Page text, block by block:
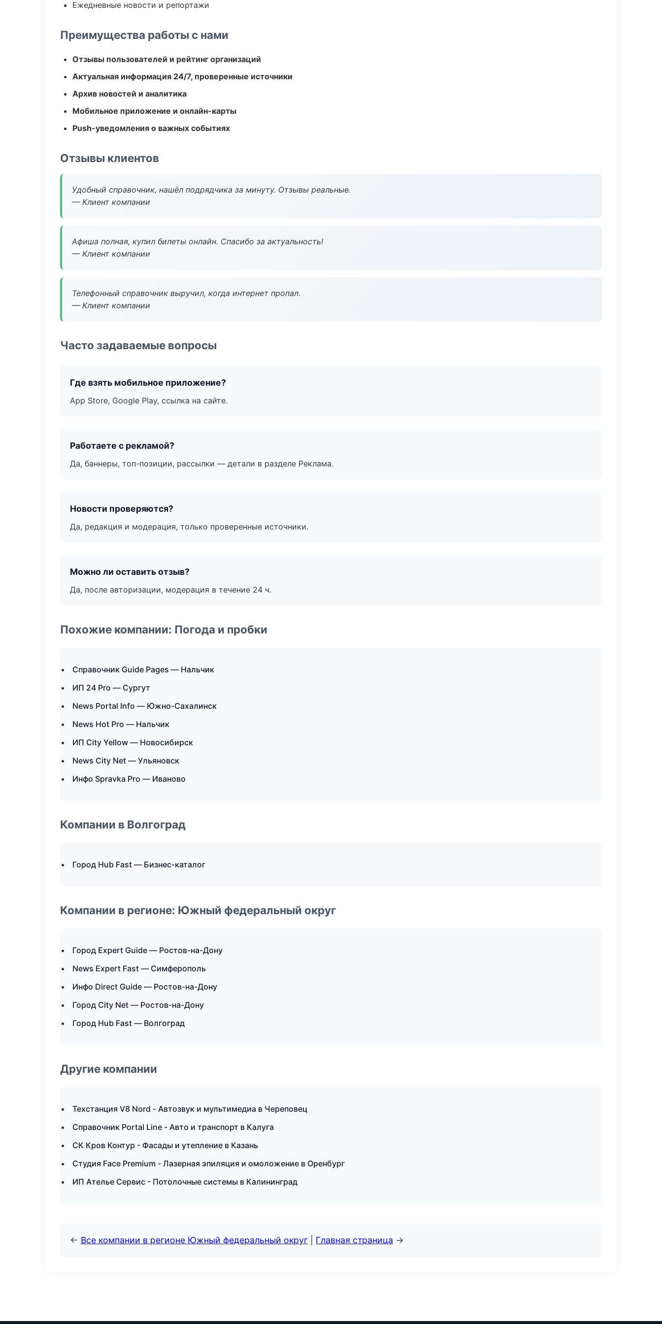
Ежедневные новости и репортажи
Преимущества работы с нами
Отзывы пользователей и рейтинг организаций
Актуальная информация 24/7, проверенные источники
Архив новостей и аналитика
Мобильное приложение и онлайн-карты
Push-уведомления о важных событиях
Отзывы клиентов
Удобный справочник, нашёл подрядчика за минуту. Отзывы реальные.
— Клиент компании
Афиша полная, купил билеты онлайн. Спасибо за актуальность!
— Клиент компании
Телефонный справочник выручил, когда интернет пропал.
— Клиент компании
Часто задаваемые вопросы
Где взять мобильное приложение?
App Store, Google Play, ссылка на сайте.
Работаете с рекламой?
Да, баннеры, топ-позиции, рассылки — детали в разделе Реклама.
Новости проверяются?
Да, редакция и модерация, только проверенные источники.
Можно ли оставить отзыв?
Да, после авторизации, модерация в течение 24 ч.
Похожие компании: Погода и пробки
Справочник Guide Pages — Нальчик
ИП 24 Pro — Сургут
News Portal Info — Южно-Сахалинск
News Hot Pro — Нальчик
ИП City Yellow — Новосибирск
News City Net — Ульяновск
Инфо Spravka Pro — Иваново
Компании в Волгоград
Город Hub Fast — Бизнес-каталог
Компании в регионе: Южный федеральный округ
Город Expert Guide — Ростов-на-Дону
News Expert Fast — Симферополь
Инфо Direct Guide — Ростов-на-Дону
Город City Net — Ростов-на-Дону
Город Hub Fast — Волгоград
Другие компании
Техстанция V8 Nord - Автозвук и мультимедиа в Череповец
Справочник Portal Line - Авто и транспорт в Калуга
СК Кров Контур - Фасады и утепление в Казань
Студия Face Premium - Лазерная эпиляция и омоложение в Оренбург
ИП Ателье Сервис - Потолочные системы в Калининград
← Все компании в регионе Южный федеральный округ Главная страница →